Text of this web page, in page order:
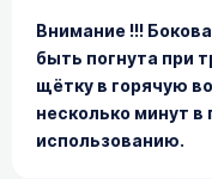
Внимание !!!
быть погнута при
щётку в горячую
несколько минут
использованию.